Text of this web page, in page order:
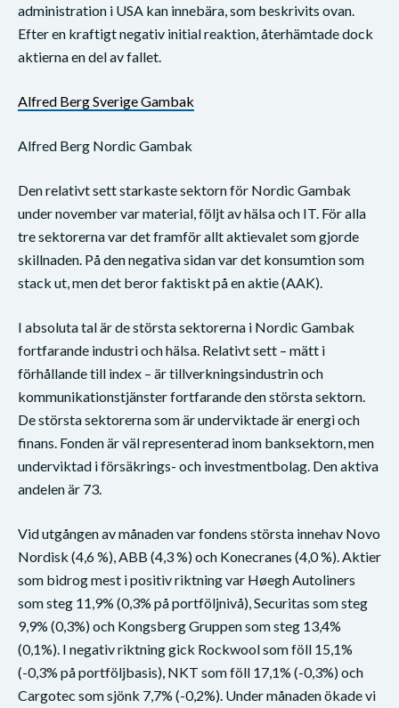
administration i USA kan innebära, som beskrivits ovan.
Efter en kraftigt negativ initial reaktion, återhämtade dock
aktierna en del av fallet.
Alfred Berg Sverige Gambak
Alfred Berg Nordic Gambak
Den relativt sett starkaste sektorn för Nordic Gambak
under november var material, följt av hälsa och IT. För alla
tre sektorerna var det framför allt aktievalet som gjorde
skillnaden. På den negativa sidan var det konsumtion som
stack ut, men det beror faktiskt på en aktie (AAK).
I absoluta tal är de största sektorerna i Nordic Gambak
fortfarande industri och hälsa. Relativt sett – mätt i
förhållande till index – är tillverkningsindustrin och
kommunikationstjänster fortfarande den största sektorn.
De största sektorerna som är underviktade är energi och
finans. Fonden är väl representerad inom banksektorn, men
underviktad i försäkrings- och investmentbolag. Den aktiva
andelen är 73.
Vid utgången av månaden var fondens största innehav Novo
Nordisk (4,6 %), ABB (4,3 %) och Konecranes (4,0 %). Aktier
som bidrog mest i positiv riktning var Høegh Autoliners
som steg 11,9% (0,3% på portföljnivå), Securitas som steg
9,9% (0,3%) och Kongsberg Gruppen som steg 13,4%
(0,1%). I negativ riktning gick Rockwool som föll 15,1%
(-0,3% på portföljbasis), NKT som föll 17,1% (-0,3%) och
Cargotec som sjönk 7,7% (-0,2%). Under månaden ökade vi